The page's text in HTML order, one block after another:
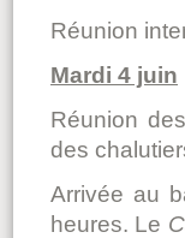
Réunion
Mardi 4 juin
Réunion
des
Arrivée au
heures. Le